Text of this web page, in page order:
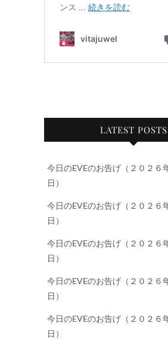
LATEST POSTS
今日のEVEのお告げ（２０２６
日）
今日のEVEのお告げ（２０２６
日）
今日のEVEのお告げ（２０２６
日）
今日のEVEのお告げ（２０２６
日）
今日のEVEのお告げ（２０２６
日）